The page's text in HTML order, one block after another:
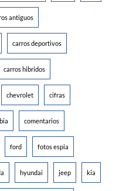
antiguos
carros deportivos
carros hibridos
chevrolet cifras
comentarios
ford fotos espia
hyundai jeep kia